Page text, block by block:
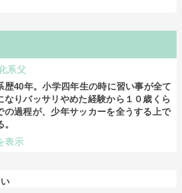
系父
歴40年。小学四年生の時に習い事が全て
なりバッサリやめた経験から１０歳くら
の過程が、少年サッカーを全うする上で
表示